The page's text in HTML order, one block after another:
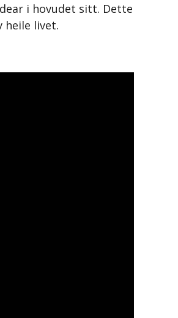
i hovudet sitt. Dette
heile livet.